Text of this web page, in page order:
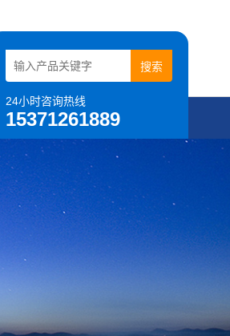
24小时咨询热线
15371261889